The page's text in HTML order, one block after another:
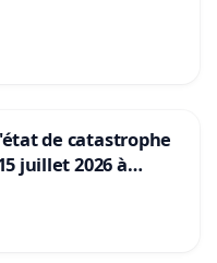
de catastrophe
juillet 2026 à